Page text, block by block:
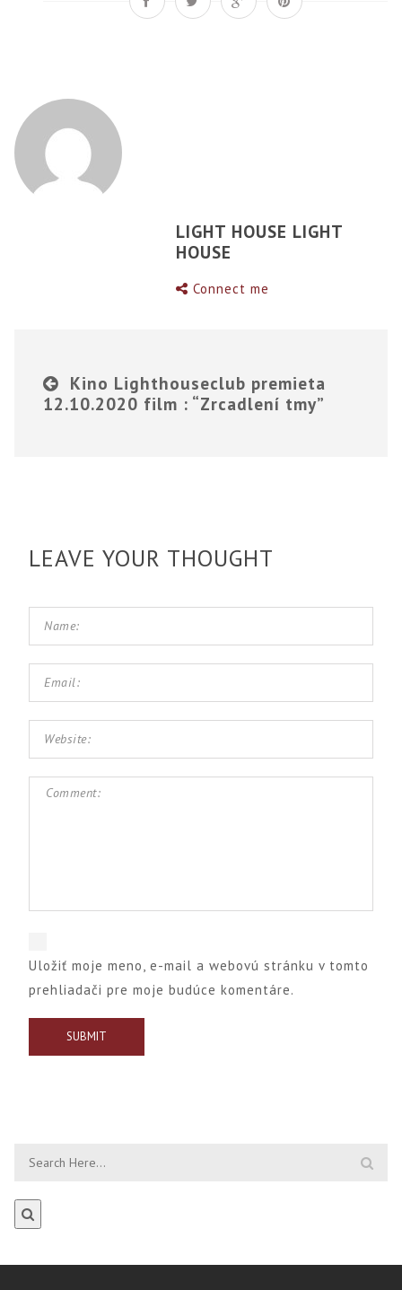
LIGHT HOUSE LIGHT
HOUSE
Connect me
Kino Lighthouseclub premieta
12.10.2020 film : “Zrcadlení tmy”
LEAVE YOUR THOUGHT
Uložiť moje meno, e-mail a webovú stránku v tomto
prehliadači pre moje budúce komentáre.